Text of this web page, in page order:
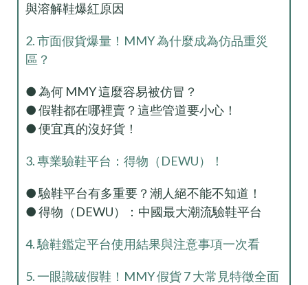
與溶解鞋爆紅原因
2. 市面假貨爆量！MMY 為什麼成為仿品重災
區？
● 為何 MMY 這麼容易被仿冒？
● 假鞋都在哪裡賣？這些管道要小心！
● 便宜真的沒好貨！
3. 專業驗鞋平台：得物（DEWU）！
● 驗鞋平台有多重要？潮人絕不能不知道！
● 得物（DEWU）：中國最大潮流驗鞋平台
4. 驗鞋鑑定平台使用結果與注意事項一次看
5. 一眼識破假鞋！MMY 假貨 7 大常見特徵全面